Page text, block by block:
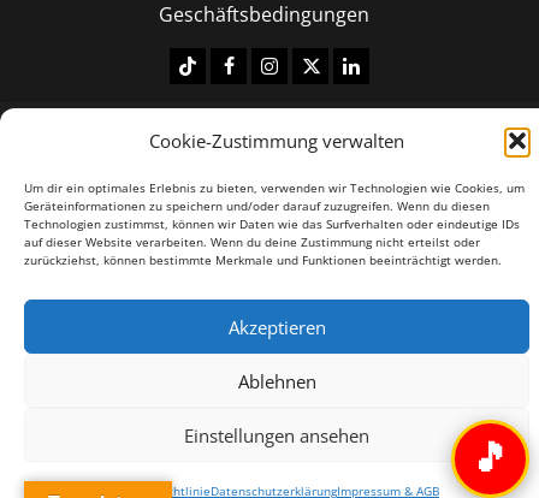
Cookie-Zustimmung verwalten
Um dir ein optimales Erlebnis zu bieten, verwenden wir Technologien wie Cookies, um
Geräteinformationen zu speichern und/oder darauf zuzugreifen. Wenn du diesen
Technologien zustimmst, können wir Daten wie das Surfverhalten oder eindeutige IDs
auf dieser Website verarbeiten. Wenn du deine Zustimmung nicht erteilst oder
zurückziehst, können bestimmte Merkmale und Funktionen beeinträchtigt werden.
Akzeptieren
Ablehnen
Einstellungen ansehen
Cookie-RichtlinieDatenschutzerklärungImpressum & AGB
Geschäftsbedingungen
TiktokFacebook
Instagram
X LinkedIN
Copyright © 2026 All rights reserved. |
by
AF themes.
🎵